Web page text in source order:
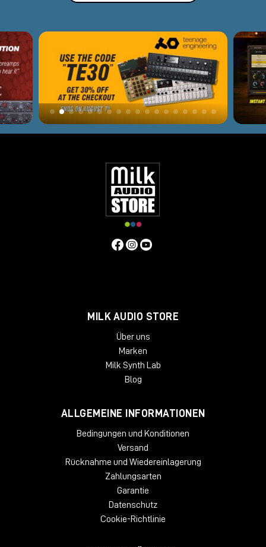
MILK AUDIO STORE
Über uns
Marken
Milk Synth Lab
Blog
ALLGEMEINE INFORMATIONEN
Bedingungen und Konditionen
Versand
Rücknahme und Wiedereinlagerung
Zahlungsarten
Garantie
Datenschutz
Cookie-Richtlinie